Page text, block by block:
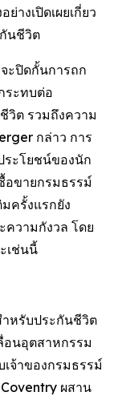
างเปิดเผยเกี่ยว
นชีวิต
ะปิดกั้นการถก
ระทบต่อ
วิต รวมถึงความ
กล่าว การ
ระโยชน์ของนัก
อขายกรมธรรม์
ครั้งแรกยัง
วามกังวล โดย
เช่นนี้
ำหรับประกันชีวิต
อนอุตสาหกรรม
จ้าของกรมธรรม์
ผสาน